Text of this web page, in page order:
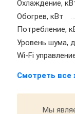
Охлаждение,
Обогрев, кВт
Потребление,
Уровень шума,
Wi-Fi
Смотреть все
Мы